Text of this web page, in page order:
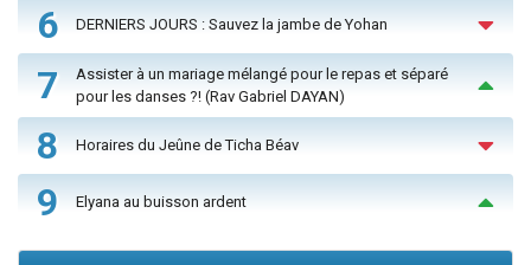
6 DERNIERS JOURS : Sauvez la jambe de Yohan
7
Assister à un mariage mélangé pour le repas et séparé
pour les danses ?! (Rav Gabriel DAYAN)
8 Horaires du Jeûne de Ticha Béav
9 Elyana au buisson ardent